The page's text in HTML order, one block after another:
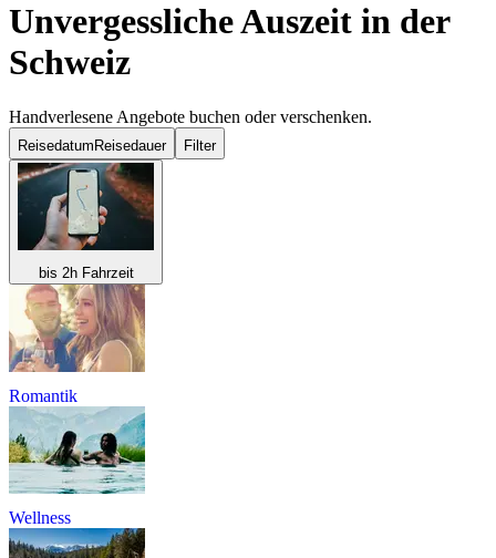
Unvergessliche Auszeit in der
Schweiz
Handverlesene Angebote buchen oder verschenken.
Reisedatum Reisedauer Filter
bis 2h Fahrzeit
Romantik
Wellness